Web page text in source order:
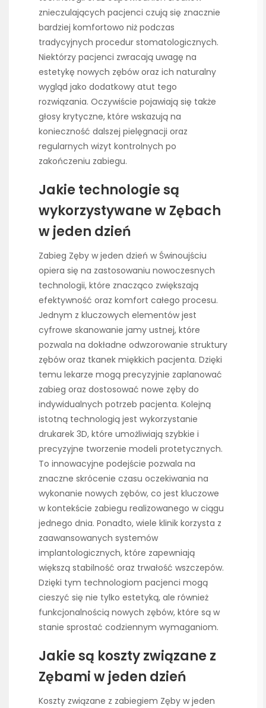
znieczulających pacjenci czują się znacznie
bardziej komfortowo niż podczas
tradycyjnych procedur stomatologicznych.
Niektórzy pacjenci zwracają uwagę na
estetykę nowych zębów oraz ich naturalny
wygląd jako dodatkowy atut tego
rozwiązania. Oczywiście pojawiają się także
głosy krytyczne, które wskazują na
konieczność dalszej pielęgnacji oraz
regularnych wizyt kontrolnych po
zakończeniu zabiegu.
Jakie technologie są
wykorzystywane w Zębach
w jeden dzień
Zabieg Zęby w jeden dzień w Świnoujściu
opiera się na zastosowaniu nowoczesnych
technologii, które znacząco zwiększają
efektywność oraz komfort całego procesu.
Jednym z kluczowych elementów jest
cyfrowe skanowanie jamy ustnej, które
pozwala na dokładne odwzorowanie struktury
zębów oraz tkanek miękkich pacjenta. Dzięki
temu lekarze mogą precyzyjnie zaplanować
zabieg oraz dostosować nowe zęby do
indywidualnych potrzeb pacjenta. Kolejną
istotną technologią jest wykorzystanie
drukarek 3D, które umożliwiają szybkie i
precyzyjne tworzenie modeli protetycznych.
To innowacyjne podejście pozwala na
znaczne skrócenie czasu oczekiwania na
wykonanie nowych zębów, co jest kluczowe
w kontekście zabiegu realizowanego w ciągu
jednego dnia. Ponadto, wiele klinik korzysta z
zaawansowanych systemów
implantologicznych, które zapewniają
większą stabilność oraz trwałość wszczepów.
Dzięki tym technologiom pacjenci mogą
cieszyć się nie tylko estetyką, ale również
funkcjonalnością nowych zębów, które są w
stanie sprostać codziennym wymaganiom.
Jakie są koszty związane z
Zębami w jeden dzień
Koszty związane z zabiegiem Zęby w jeden